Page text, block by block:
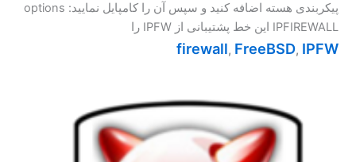
پیکربندی هسته اضافه کنید و سپس آن را کامپایل نمایید: options
IPFIREWALL این خط پشتیبانی از IPFW را
firewall, FreeBSD, IPFW